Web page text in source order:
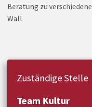
Beratung zu
Wall.
Zuständige Stelle
Team Kultur